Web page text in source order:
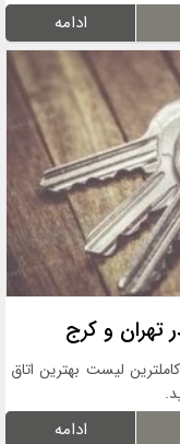
ادامه
تهران و کرج
لیست بهترین اتاق
ادامه